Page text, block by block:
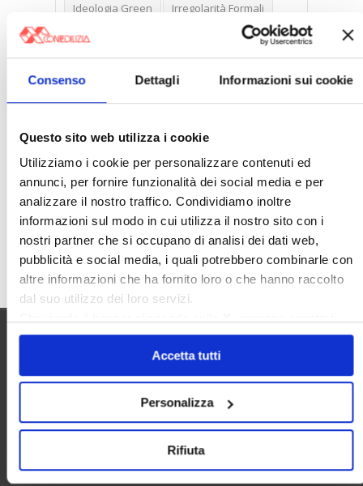
Consenso Dettagli Informazioni sui cookie
Questo sito web utilizza i cookie
Utilizziamo i cookie per personalizzare contenuti ed
annunci, per fornire funzionalità dei social media e per
analizzare il nostro traffico. Condividiamo inoltre
informazioni sul modo in cui utilizza il nostro sito con i
nostri partner che si occupano di analisi dei dati web,
pubblicità e social media, i quali potrebbero combinarle con
altre informazioni che ha fornito loro o che hanno raccolto
dal suo utilizzo dei loro servizi.
solo i cookie necessari.
Accetta tutti
Personalizza
Rifiuta
Ideologia Green
Irregolarità Formali
Libero Mercato
New York
Nudaproprietà
Prezzi Case
Prima Casa
Proprietari Casa
Ruderi
Sicurezza
Sommerso
Sunia
Trasferimenti
Treviso
Valore Case
Cerca